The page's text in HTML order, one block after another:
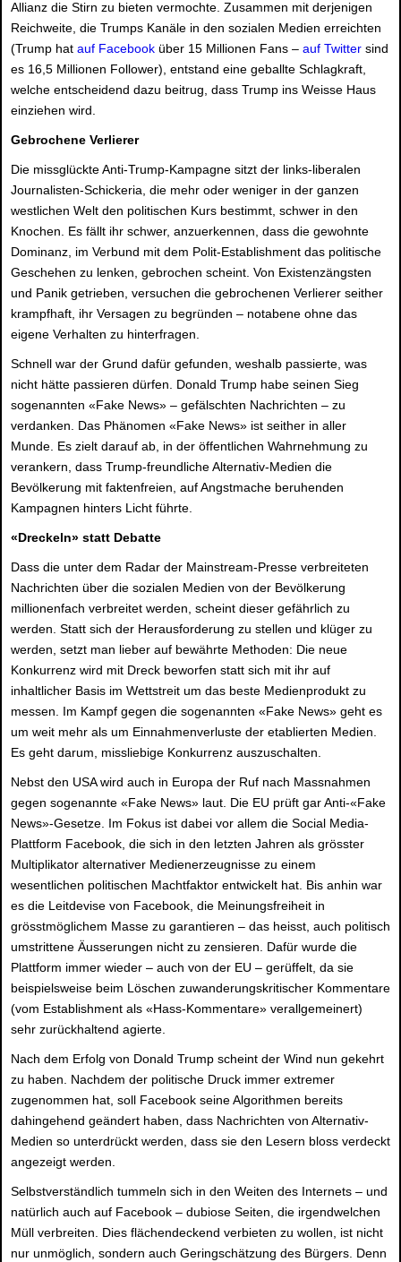
Allianz die Stirn zu bieten vermochte. Zusammen mit derjenigen
Reichweite, die Trumps Kanäle in den sozialen Medien erreichten
(Trump hat auf Facebook über 15 Millionen Fans – auf Twitter sind
es 16,5 Millionen Follower), entstand eine geballte Schlagkraft,
welche entscheidend dazu beitrug, dass Trump ins Weisse Haus
einziehen wird.
Gebrochene Verlierer
Die missglückte Anti-Trump-Kampagne sitzt der links-liberalen
Journalisten-Schickeria, die mehr oder weniger in der ganzen
westlichen Welt den politischen Kurs bestimmt, schwer in den
Knochen. Es fällt ihr schwer, anzuerkennen, dass die gewohnte
Dominanz, im Verbund mit dem Polit-Establishment das politische
Geschehen zu lenken, gebrochen scheint. Von Existenzängsten
und Panik getrieben, versuchen die gebrochenen Verlierer seither
krampfhaft, ihr Versagen zu begründen – notabene ohne das
eigene Verhalten zu hinterfragen.
Schnell war der Grund dafür gefunden, weshalb passierte, was
nicht hätte passieren dürfen. Donald Trump habe seinen Sieg
sogenannten «Fake News» – gefälschten Nachrichten – zu
verdanken. Das Phänomen «Fake News» ist seither in aller
Munde. Es zielt darauf ab, in der öffentlichen Wahrnehmung zu
verankern, dass Trump-freundliche Alternativ-Medien die
Bevölkerung mit faktenfreien, auf Angstmache beruhenden
Kampagnen hinters Licht führte.
«Dreckeln» statt Debatte
Dass die unter dem Radar der Mainstream-Presse verbreiteten
Nachrichten über die sozialen Medien von der Bevölkerung
millionenfach verbreitet werden, scheint dieser gefährlich zu
werden. Statt sich der Herausforderung zu stellen und klüger zu
werden, setzt man lieber auf bewährte Methoden: Die neue
Konkurrenz wird mit Dreck beworfen statt sich mit ihr auf
inhaltlicher Basis im Wettstreit um das beste Medienprodukt zu
messen. Im Kampf gegen die sogenannten «Fake News» geht es
um weit mehr als um Einnahmenverluste der etablierten Medien.
Es geht darum, missliebige Konkurrenz auszuschalten.
Nebst den USA wird auch in Europa der Ruf nach Massnahmen
gegen sogenannte «Fake News» laut. Die EU prüft gar Anti-«Fake
News»-Gesetze. Im Fokus ist dabei vor allem die Social Media-
Plattform Facebook, die sich in den letzten Jahren als grösster
Multiplikator alternativer Medienerzeugnisse zu einem
wesentlichen politischen Machtfaktor entwickelt hat. Bis anhin war
es die Leitdevise von Facebook, die Meinungsfreiheit in
grösstmöglichem Masse zu garantieren – das heisst, auch politisch
umstrittene Äusserungen nicht zu zensieren. Dafür wurde die
Plattform immer wieder – auch von der EU – gerüffelt, da sie
beispielsweise beim Löschen zuwanderungskritischer Kommentare
(vom Establishment als «Hass-Kommentare» verallgemeinert)
sehr zurückhaltend agierte.
Nach dem Erfolg von Donald Trump scheint der Wind nun gekehrt
zu haben. Nachdem der politische Druck immer extremer
zugenommen hat, soll Facebook seine Algorithmen bereits
dahingehend geändert haben, dass Nachrichten von Alternativ-
Medien so unterdrückt werden, dass sie den Lesern bloss verdeckt
angezeigt werden.
Selbstverständlich tummeln sich in den Weiten des Internets – und
natürlich auch auf Facebook – dubiose Seiten, die irgendwelchen
Müll verbreiten. Dies flächendeckend verbieten zu wollen, ist nicht
nur unmöglich, sondern auch Geringschätzung des Bürgers. Denn